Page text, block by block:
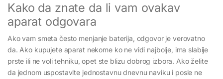
Kako da znate da li vam ovakav
aparat odgovara
Ako vam smeta često menjanje baterija, odgovor je verovatno
da. Ako kupujete aparat nekome ko ne vidi najbolje, ima slabije
prste ili ne voli tehniku, opet ste blizu dobrog izbora. Ako želite
da jednom uspostavite jednostavnu dnevnu naviku i posle ne